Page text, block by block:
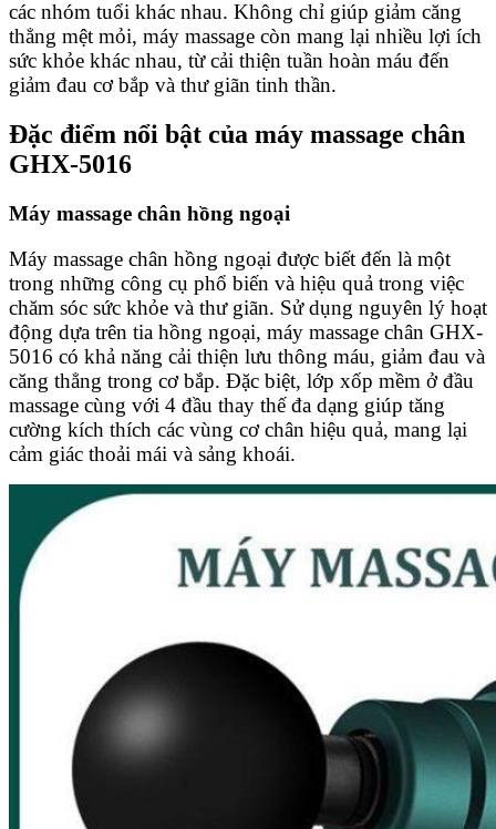
các nhóm tuổi khác nhau. Không chỉ giúp giảm căng
thẳng mệt mỏi, máy massage còn mang lại nhiều lợi ích
sức khỏe khác nhau, từ cải thiện tuần hoàn máu đến
giảm đau cơ bắp và thư giãn tinh thần.
Đặc điểm nổi bật của máy massage chân
GHX-5016
Máy massage chân hồng ngoại
Máy massage chân hồng ngoại được biết đến là một
trong những công cụ phổ biến và hiệu quả trong việc
chăm sóc sức khỏe và thư giãn. Sử dụng nguyên lý hoạt
động dựa trên tia hồng ngoại, máy massage chân GHX-
5016 có khả năng cải thiện lưu thông máu, giảm đau và
căng thẳng trong cơ bắp. Đặc biệt, lớp xốp mềm ở đầu
massage cùng với 4 đầu thay thế đa dạng giúp tăng
cường kích thích các vùng cơ chân hiệu quả, mang lại
cảm giác thoải mái và sảng khoái.